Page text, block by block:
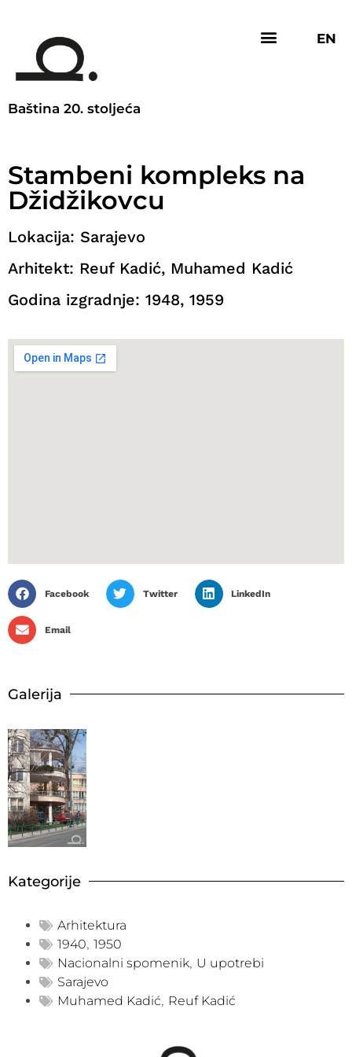
Baština 20. stoljeća
EN
Stambeni kompleks na
Džidžikovcu
Lokacija: Sarajevo
Arhitekt: Reuf Kadić, Muhamed Kadić
Godina izgradnje: 1948, 1959
Facebook Twitter LinkedIn
Email
Galerija
Kategorije
Arhitektura
1940, 1950
Nacionalni spomenik, U upotrebi
Sarajevo
Muhamed Kadić, Reuf Kadić